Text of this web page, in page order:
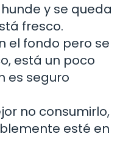
y se queda
fresco.
el fondo pero se
está un poco
es seguro
no consumirlo,
esté en